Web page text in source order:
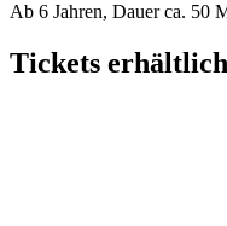
Ab 6 Jahren, Dauer ca. 50
Tickets